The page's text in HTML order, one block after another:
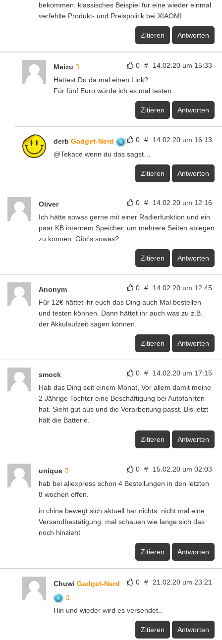
bekommen: klassisches Beispiel für eine wieder einmal
verfehlte Produkt- und Preispolitik bei XIAOMI.
Zitieren Antworten
0 # 14.02.20 um 15:33
Meizu
Hättest Du da mal einen Link?
Für fünf Euro würde ich es mal testen…
Zitieren Antworten
0 # 14.02.20 um 16:13
derb Gadget-Nerd
@Tekace wenn du das sagst…
Zitieren Antworten
0 # 14.02.20 um 12:16
Oliver
Ich hätte sowas gerne mit einer Radierfunktion und ein
paar KB internem Speicher, um mehrere Seiten ablegen
zu können. Gibt's sowas?
Zitieren Antworten
0 # 14.02.20 um 12:45
Anonym
Für 12€ hättet ihr euch das Ding auch Mal bestellen
und testen können. Dann hättet ihr auch was zu z.B.
der Akkulaufzeit sagen können.
Zitieren Antworten
0 # 14.02.20 um 17:15
smock
Hab das Ding seit einem Monat, Vor allem damit meine
2 Jährige Tochter eine Beschäftigung bei Autofahrten
hat. Sieht gut aus und die Verarbeitung passt. Bis jetzt
hält die Batterie.
Zitieren Antworten
0 # 15.02.20 um 02:03
unique
hab bei aliexpress schon 4 Bestellungen in den letzten
8 wochen offen.
in china bewegt sich aktuell har nichts. nicht mal eine
Versandbestätigung. mal schauen wie lange sich das
noch hinzieht
Zitieren Antworten
0 # 21.02.20 um 23:21
Chuwi Gadget-Nerd
Hin und wieder wird es versendet..
Zitieren Antworten